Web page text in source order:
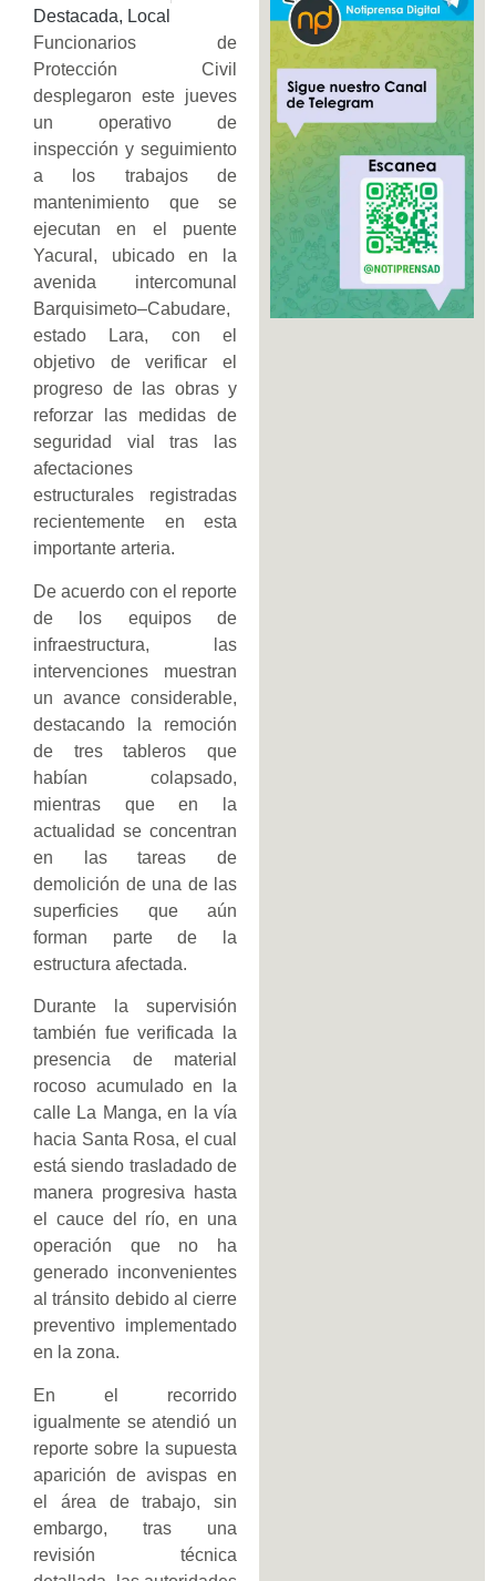
Destacada, Local
Funcionarios de
Protección Civil
desplegaron este jueves
un operativo de
inspección y seguimiento
a los trabajos de
mantenimiento que se
ejecutan en el puente
Yacural, ubicado en la
avenida intercomunal
Barquisimeto–Cabudare,
estado Lara, con el
objetivo de verificar el
progreso de las obras y
reforzar las medidas de
seguridad vial tras las
afectaciones
estructurales registradas
recientemente en esta
importante arteria.
De acuerdo con el reporte
de los equipos de
infraestructura, las
intervenciones muestran
un avance considerable,
destacando la remoción
de tres tableros que
habían colapsado,
mientras que en la
actualidad se concentran
en las tareas de
demolición de una de las
superficies que aún
forman parte de la
estructura afectada.
Durante la supervisión
también fue verificada la
presencia de material
rocoso acumulado en la
calle La Manga, en la vía
hacia Santa Rosa, el cual
está siendo trasladado de
manera progresiva hasta
el cauce del río, en una
operación que no ha
generado inconvenientes
al tránsito debido al cierre
preventivo implementado
en la zona.
En el recorrido
igualmente se atendió un
reporte sobre la supuesta
aparición de avispas en
el área de trabajo, sin
embargo, tras una
revisión técnica